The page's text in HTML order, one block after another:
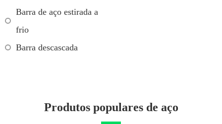
Barra de aço estirada a
frio
Barra descascada
Produtos populares de aço